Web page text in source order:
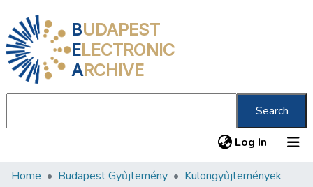
BUDAPEST
ELECTRONIC
ARCHIVE
Search
Log In (current)
Communities & Collections
Home Budapest Gyűjtemény
Különgyűjtemények